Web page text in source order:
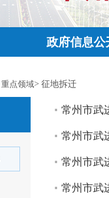
政府信息公
重点领域> 征地拆迁
常州市武
常州市武
常州市武
常州市武